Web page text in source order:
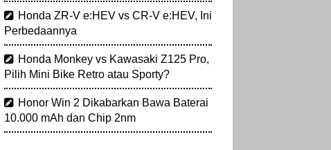
Honda ZR-V e:HEV vs CR-V e:HEV, Ini
Perbedaannya
Honda Monkey vs Kawasaki Z125 Pro,
Pilih Mini Bike Retro atau Sporty?
Honor Win 2 Dikabarkan Bawa Baterai
10.000 mAh dan Chip 2nm